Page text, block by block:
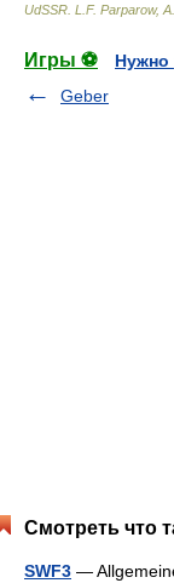
UdSSR L.F. Parparow,
Игры ⚽
Нужно
Geber
Смотреть что
SWF3 —